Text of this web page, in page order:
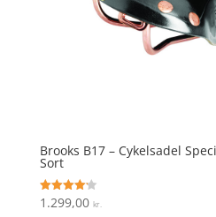
Brooks B17 – Cykelsadel
Sort
Vurderet
4.2
1.299,00 kr.